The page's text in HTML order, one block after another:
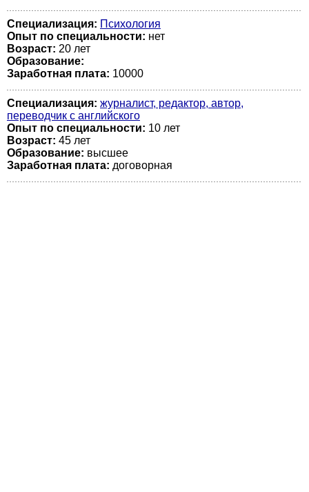
Специализация: Психология
Опыт по специальности: нет
Возраст: 20 лет
Образование:
Заработная плата: 10000
Специализация: журналист, редактор, автор,
переводчик с английского
Опыт по специальности: 10 лет
Возраст: 45 лет
Образование: высшее
Заработная плата: договорная